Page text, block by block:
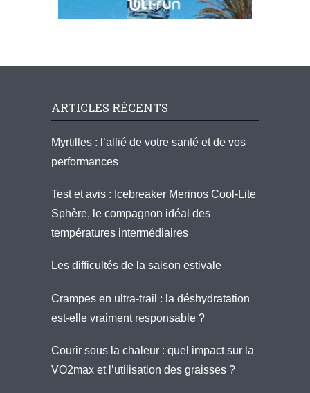
ARTICLES RÉCENTS
Myrtilles : l’allié de votre santé et de vos
performances
Test et avis : Icebreaker Merinos Cool-Lite
Sphère, le compagnon idéal des
températures intermédiaires
Les difficultés de la saison estivale
Crampes en ultra-trail : la déshydratation
est-elle vraiment responsable ?
Courir sous la chaleur : quel impact sur la
VO2max et l’utilisation des graisses ?